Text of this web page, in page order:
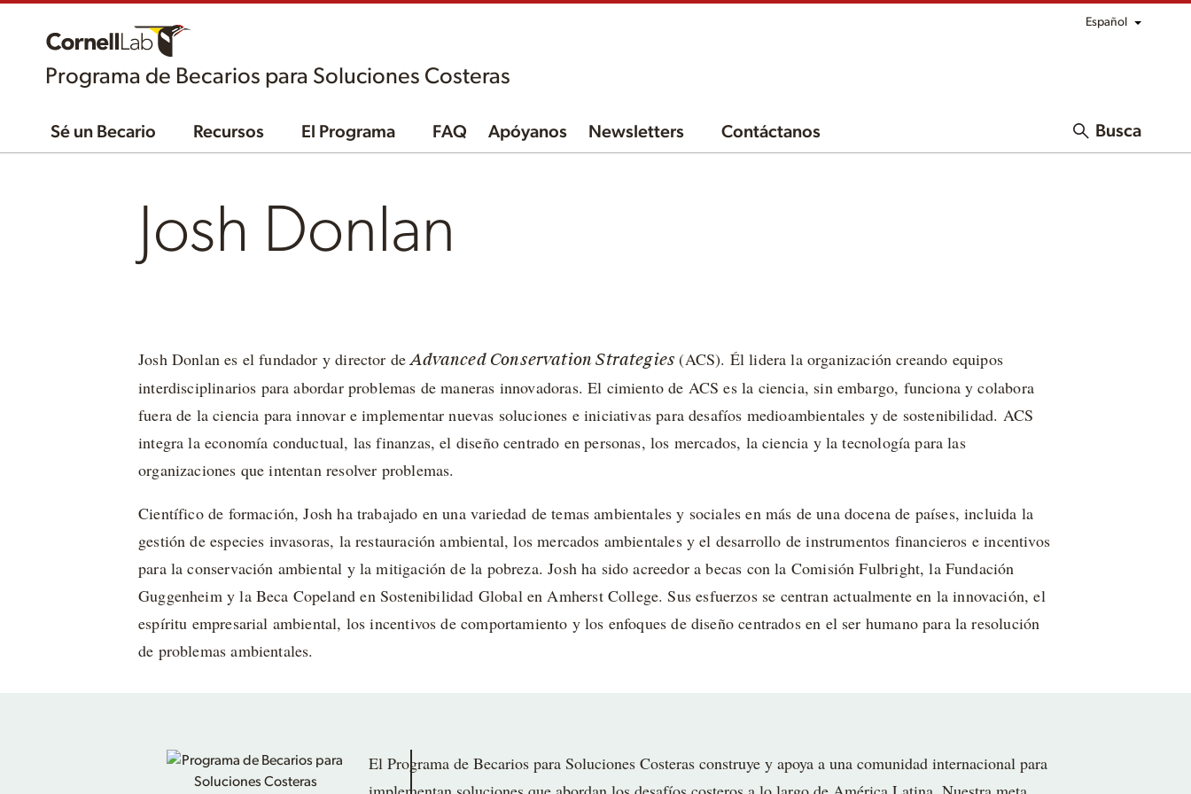
Español
Programa de Becarios para Soluciones Costeras
Sé un Becario Recursos El Programa FAQ Apóyanos Newsletters Contáctanos Busca
Josh Donlan
Josh Donlan es el fundador y director deAdvanced Conservation Strategies(ACS). Él lidera la organización creando equipos
interdisciplinarios para abordar problemas de maneras innovadoras. El cimiento de ACS es la ciencia, sin embargo, funciona y colabora
fuera de la ciencia para innovar e implementar nuevas soluciones e iniciativas para desafíos medioambientales y de sostenibilidad. ACS
integra la economía conductual, las finanzas, el diseño centrado en personas, los mercados, la ciencia y la tecnología para las
organizaciones que intentan resolver problemas.
Científico de formación, Josh ha trabajado en una variedad de temas ambientales y sociales en más de una docena de países, incluida la
gestión de especies invasoras, la restauración ambiental, los mercados ambientales y el desarrollo de instrumentos financieros e incentivos
para la conservación ambiental y la mitigación de la pobreza. Josh ha sido acreedor a becas con la Comisión Fulbright, la Fundación
Guggenheim y la Beca Copeland en Sostenibilidad Global en Amherst College. Sus esfuerzos se centran actualmente en la innovación, el
espíritu empresarial ambiental, los incentivos de comportamiento y los enfoques de diseño centrados en el ser humano para la resolución
de problemas ambientales.
El Programa de Becarios para Soluciones Costeras construye y apoya a una comunidad internacional para